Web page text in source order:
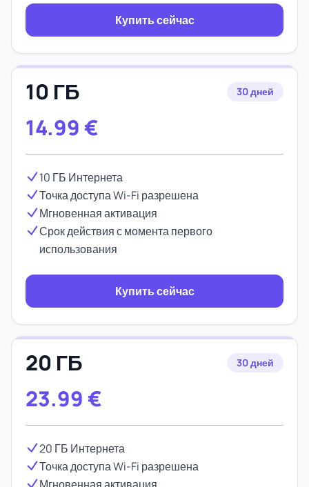
Купить сейчас
10 ГБ 30 дней
14.99 €
10 ГБ Интернета
Точка доступа Wi-Fi разрешена
Мгновенная активация
Срок действия с момента первого
использования
Купить сейчас
20 ГБ 30 дней
23.99 €
20 ГБ Интернета
Точка доступа Wi-Fi разрешена